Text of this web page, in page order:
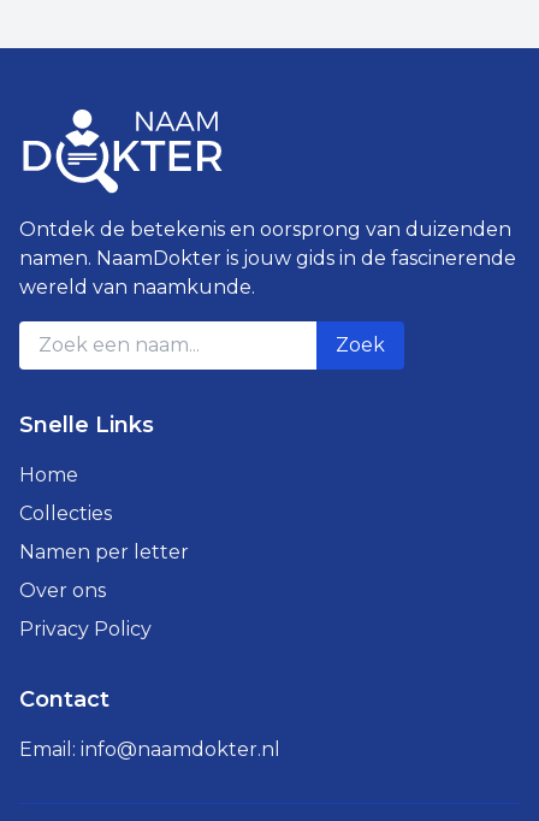
Ontdek de betekenis en oorsprong van duizenden
namen. NaamDokter is jouw gids in de fascinerende
wereld van naamkunde.
Zoek
Snelle Links
Home
Collecties
Namen per letter
Over ons
Privacy Policy
Contact
Email: info@naamdokter.nl